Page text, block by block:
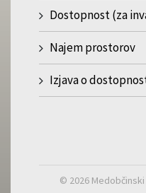
Dostopnost (za
Najem prostorov
Izjava o
© 2026